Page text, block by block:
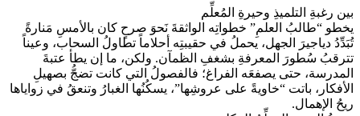
بين رغبةِ التلميذِ وحيرةِ المُعلِّم
يخطو “طالبُ العلمِ” خطواتِه الواثقةَ نَحوَ صرحٍ كان بالأمسِ مَنارةً
تُبَدِّدُ دياجيرَ الجهل، يحملُ في حقيبتِه أحلاماً تطاولُ السحاب، وعيناً
تترقبُ سُطورَ المعرفةِ بشغفِ الظمآن. ولكن، ما إن يطأ عتبةَ
المدرسة، حتى يصفعَه الفراغ؛ فالفصولُ التي كانت تضجُّ بصهيلِ
الأفكار، باتت “خاويةً على عروشِها”، يسكُنُها الغبارُ وتنعقُ في زواياها
ريحُ الإهمال.